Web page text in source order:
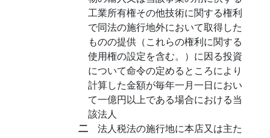
工業所有権その他技術に関する権利
で同法の施行地外において取得した
ものの提供（これらの権利に関する
使用権の設定を含む。）に因る投資
について命令の定めるところにより
計算した金額が毎年一月一日におい
て一億円以上である場合における当
該法人
二 法人税法の施行地に本店又は主た